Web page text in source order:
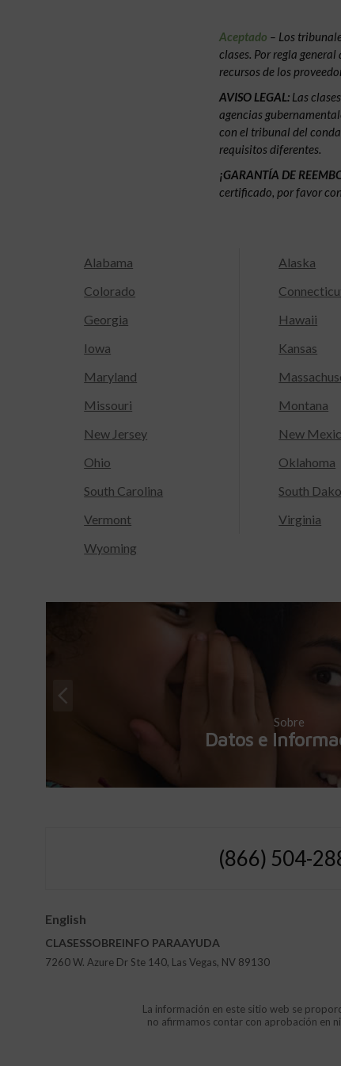
Aceptado – Los
clases. Por regla
recursos de los
AVISO LEGAL: Las
agencias
con el tribunal del
requisitos diferentes.
¡GARANTÍA DE
certificado, por favor
Alabama Alaska
Colorado
Georgia
Hawaii
Iowa
Kansas
Maryland
Missouri
Montana
New Jersey
New
Ohio
Oklahoma
South Carolina
South
Vermont
Virginia
Wyoming
Sobre
Datos e
(866) 504-
English
CLASESSOBREINFO PARAAYUDA
7260 W. Azure Dr Ste 140, Las Vegas, NV 89130
La información en este sitio web se
no afirmamos contar con aprobación en